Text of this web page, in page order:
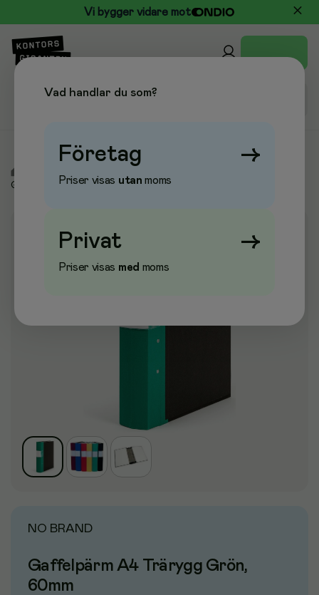
Vi bygger vidare mot
Gaffelpärmar trärygg
NO BRAND
Gaffelpärm A4 Trärygg Grön,
60mm
Vad handlar du som?
Företag →
Priser visas utan moms
Privat →
Priser visas med moms